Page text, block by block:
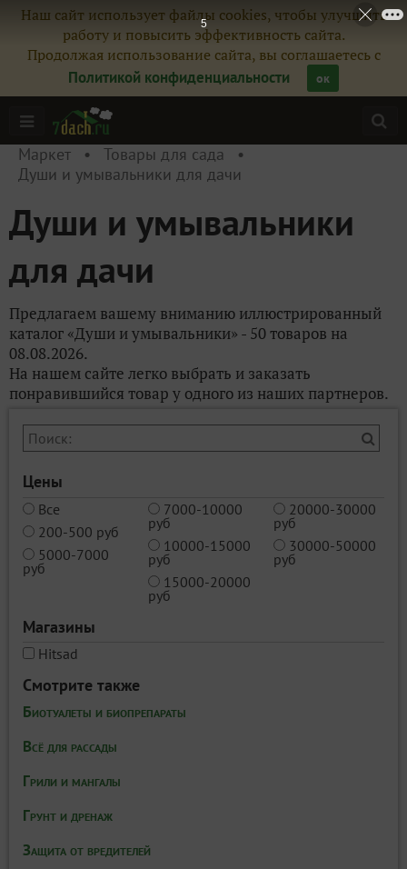
Наш сайт использует файлы cookies, чтобы улучшить
работу и повысить эффективность сайта.
Продолжая использование сайта, вы соглашаетесь с
Политикой конфиденциальности
ок
Маркет
Товары для сада
Души и умывальники для дачи
Души и умывальники
для дачи
Предлагаем вашему вниманию иллюстрированный
каталог «Души и умывальники» - 50 товаров на
08.08.2026.
На нашем сайте легко выбрать и заказать
понравившийся товар у одного из наших партнеров.
Цены
Все
200-500 руб
5000-7000
руб
7000-10000
руб
10000-15000
руб
15000-20000
руб
20000-30000
руб
30000-50000
руб
Магазины
Hitsad
Смотрите также
Биотуалеты и биопрепараты
Всё для рассады
Грили и мангалы
Грунт и дренаж
Защита от вредителей
4